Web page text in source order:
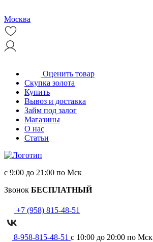
Москва
Оценить товар
Скупка золота
Купить
Вывоз и доставка
Займ под залог
Магазины
О нас
Статьи
с 9:00 до 21:00 по Мск
Звонок БЕСПЛАТНЫЙ
+7 (958) 815-48-51
8-958-815-48-51 с 10:00 до 20:00 по Мск